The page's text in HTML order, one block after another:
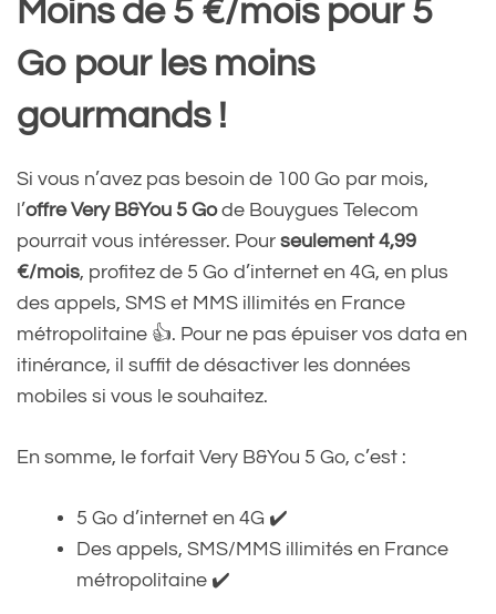
Moins de 5 €/mois pour 5
Go pour les moins
gourmands !
Si vous n’avez pas besoin de 100 Go par mois,
l’offre Very B&You 5 Gode Bouygues Telecom
pourrait vous intéresser. Pour seulement 4,99
€/mois, profitez de 5 Go d’internet en 4G, en plus
des appels, SMS et MMS illimités en France
métropolitaine 👍. Pour ne pas épuiser vos data en
itinérance, il suffit de désactiver les données
mobiles si vous le souhaitez.
En somme, le forfait Very B&You 5 Go, c’est :
5 Go d’internet en 4G ✔️
Des appels, SMS/MMS illimités en France
métropolitaine ✔️